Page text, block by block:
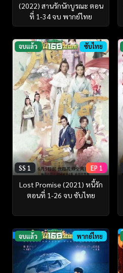
(2022) สานรักนักบูรณะ ตอน
ที่ 1-34 จบ พากย์ไทย
จบแล้ว ซับไทย
SS 1 EP 1
Lost Promise (2021) หนี้รัก
ตอนที่ 1-26 จบ ซับไทย
จบแล้ว พากย์ไทย